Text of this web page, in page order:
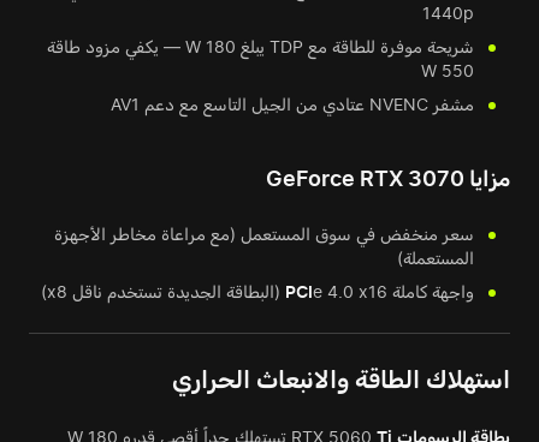
1440p
شريحة موفرة للطاقة مع TDP يبلغ 180 W — يكفي مزود طاقة
550 W
مشفر NVENC عتادي من الجيل التاسع مع دعم AV1
مزايا GeForce RTX 3070
سعر منخفض في سوق المستعمل (مع مراعاة مخاطر الأجهزة
المستعملة)
واجهة كاملة
PCIe 4.0 x16 (البطاقة الجديدة تستخدم ناقل x8)
استهلاك الطاقة والانبعاث الحراري
بطاقة الرسومات Ti تستهلك حداً أقصى قدره 180 W